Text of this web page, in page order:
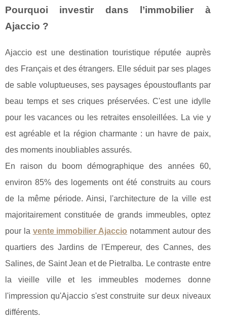
Pourquoi investir dans l’immobilier à
Ajaccio ?
Ajaccio est une destination touristique réputée auprès
des Français et des étrangers. Elle séduit par ses plages
de sable voluptueuses, ses paysages époustouflants par
beau temps et ses criques préservées. C'est une idylle
pour les vacances ou les retraites ensoleillées. La vie y
est agréable et la région charmante : un havre de paix,
des moments inoubliables assurés.
En raison du boom démographique des années 60,
environ 85% des logements ont été construits au cours
de la même période. Ainsi, l'architecture de la ville est
majoritairement constituée de grands immeubles, optez
pour la vente immobilier Ajaccio notamment autour des
quartiers des Jardins de l'Empereur, des Cannes, des
Salines, de Saint Jean et de Pietralba. Le contraste entre
la vieille ville et les immeubles modernes donne
l'impression qu'Ajaccio s'est construite sur deux niveaux
différents.